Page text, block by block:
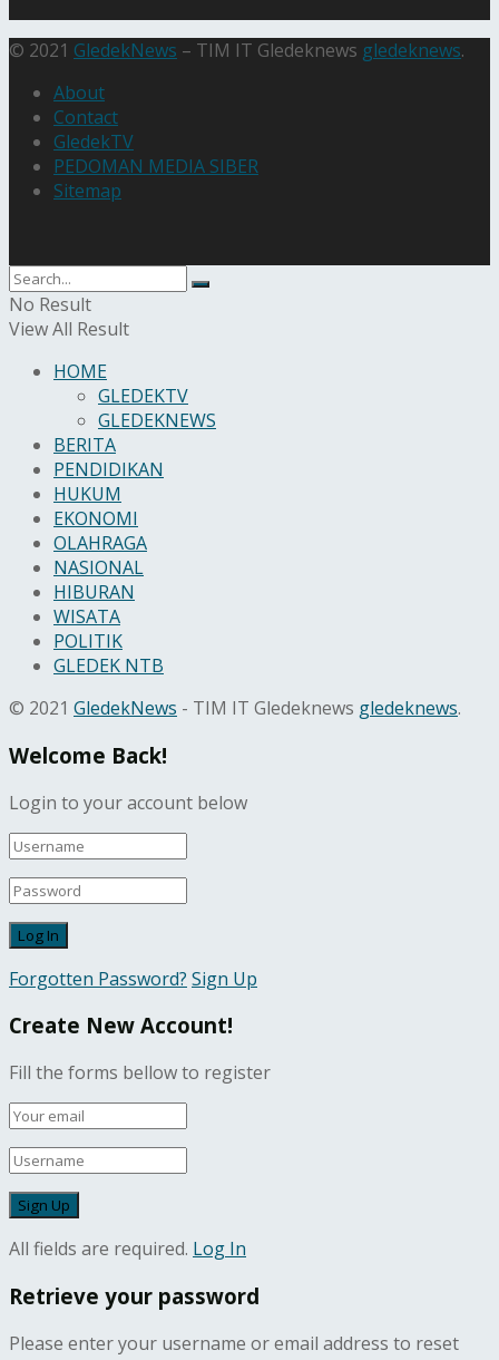
© 2021 GledekNews – TIM IT Gledeknews gledeknews.
About
Contact
GledekTV
PEDOMAN MEDIA SIBER
Sitemap
No Result
View All Result
HOME
GLEDEKTV
GLEDEKNEWS
BERITA
PENDIDIKAN
HUKUM
EKONOMI
OLAHRAGA
NASIONAL
HIBURAN
WISATA
POLITIK
GLEDEK NTB
© 2021 GledekNews - TIM IT Gledeknews gledeknews.
Welcome Back!
Login to your account below
Forgotten Password? Sign Up
Create New Account!
Fill the forms bellow to register
All fields are required. Log In
Retrieve your password
Please enter your username or email address to reset